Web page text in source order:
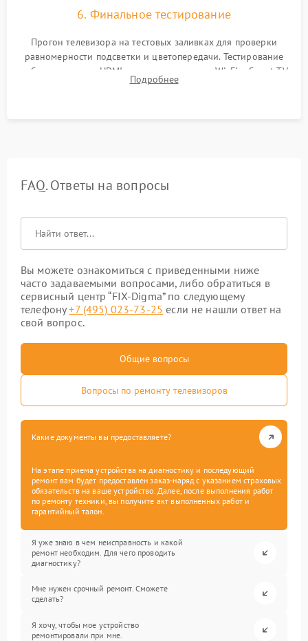
6. Финальное тестирование
Прогон телевизора на тестовых заливках для проверки
равномерности подсветки и цветопередачи. Тестирование
работы разъемов HDMI, динамиков, модуля Wi-Fi и Smart TV
в рабочем режиме в течение нескольких часов.
Подробнее
FAQ. Ответы на вопросы
Вы можете ознакомиться с приведенными ниже
часто задаваемыми вопросами, либо обратиться в
сервисный центр “FIX-Digma” по следующему
телефону+7 (495) 023-73-25 если не нашли ответ на
свой вопрос.
Общие вопросы
Вопросы по ремонту телевизоров
Какие документы вы предоставляете?
На этапе приема устройства на диагностику и последующий
ремонт вам будет предоставлен заказ-наряд с указанием страховых
обязательств на ваше устройство. Далее, после выполнения работ
по ремонту техники, вы получите акт выполненных работ и
гарантийный талон.
Я уже знаю в чем неисправность и какой
ремонт необходим. Для чего проводить
диагностику?
Мне нужен срочный ремонт. Сможете
сделать?
Я хочу, чтобы мое устройство
ремонтировали при мне.